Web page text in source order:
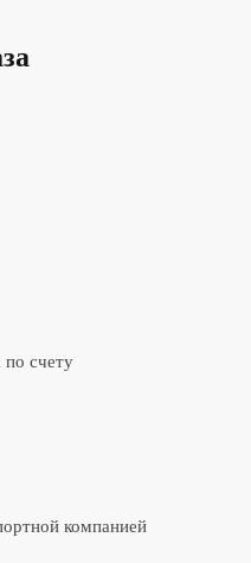
по счету
компанией